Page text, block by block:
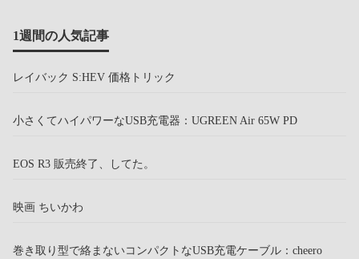
1週間の人気記事
レイバック S:HEV 価格トリック
小さくてハイパワーなUSB充電器：UGREEN Air 65W PD
EOS R3 販売終了、してた。
映画 ちいかわ
巻き取り型で絡まないコンパクトなUSB充電ケーブル：cheero